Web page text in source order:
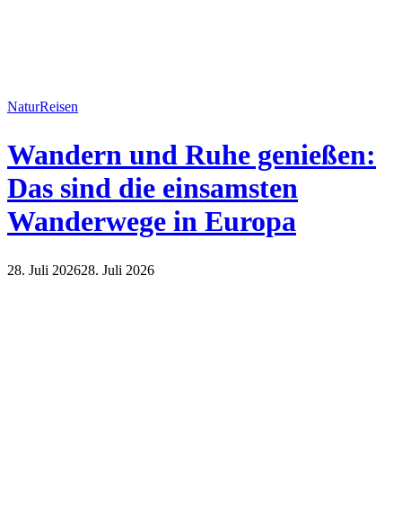
NaturReisen
Wandern und Ruhe genießen:
Das sind die einsamsten
Wanderwege in Europa
28. Juli 202628. Juli 2026